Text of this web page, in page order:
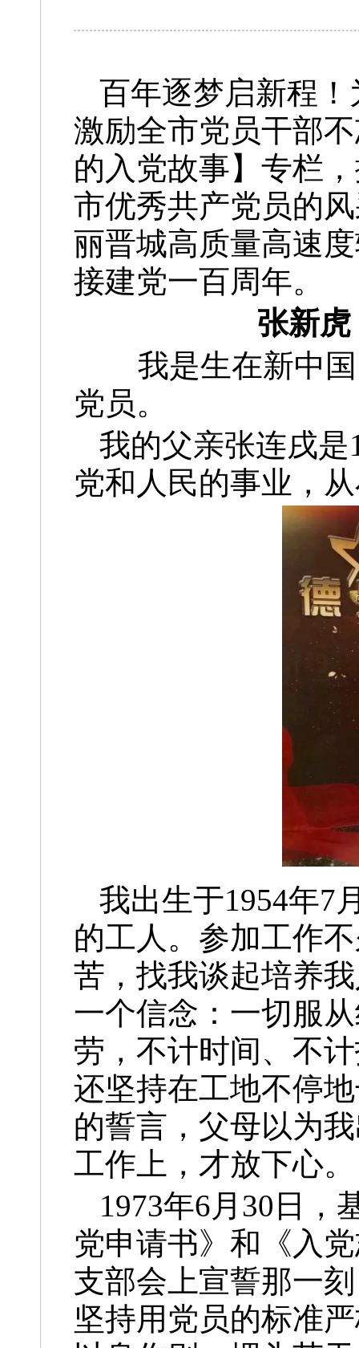
百年逐梦启新程
激励全市党员干部
的入党故事】专栏
市优秀共产党员的
丽晋城高质量高速
接建党一百周年。
张新
我是生在新中国
党员。
我的父亲张连戌
党和人民的事业，
我出生于1954年7
的工人。参加工作
苦，找我谈起培养
一个信念：一切服
劳，不计时间、不
还坚持在工地不停
的誓言，父母以为
工作上，才放下心。
1973年6月30日，
党申请书》和《入
支部会上宣誓那一
坚持用党员的标准